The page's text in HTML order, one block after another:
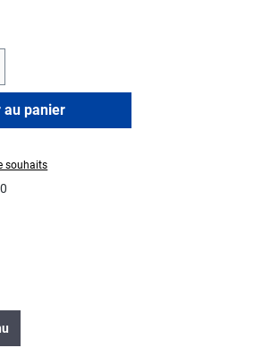
pas disponible pour le moment.)
au panier
souhaits